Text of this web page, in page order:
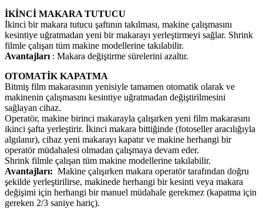
İKİNCİ MAKARA TUTUCU
İkinci bir makara tutucu şaftının takılması, makine çalışmasını
kesintiye uğratmadan yeni bir makarayı yerleştirmeyi sağlar. Shrink
filmle çalışan tüm makine modellerine takılabilir.
Avantajları : Makara değiştirme sürelerini azaltır.
OTOMATİK KAPATMA
Bitmiş film makarasının yenisiyle tamamen otomatik olarak ve
makinenin çalışmasını kesintiye uğratmadan değiştirilmesini
sağlayan cihaz.
Operatör, makine birinci makarayla çalışırken yeni film makarasını
ikinci şafta yerleştirir. İkinci makara bittiğinde (fotoseller aracılığıyla
algılanır), cihaz yeni makarayı kapatır ve makine herhangi bir
operatör müdahalesi olmadan çalışmaya devam eder.
Shrink filmle çalışan tüm makine modellerine takılabilir.
Avantajları: Makine çalışırken makara operatör tarafından doğru
şekilde yerleştirilirse, makinede herhangi bir kesinti veya makara
değişimi için herhangi bir manuel müdahale gerekmez (kapatma için
gereken 2/3 saniye hariç).